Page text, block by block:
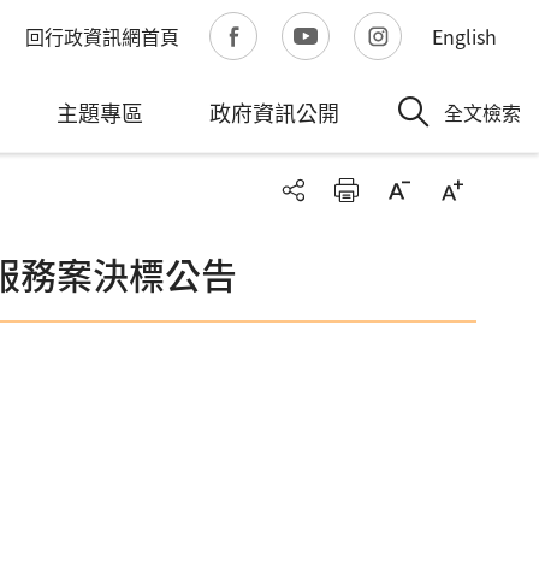
回行政資訊網首頁 English
主題專區 政府資訊公開 全文檢索
務案決標公告